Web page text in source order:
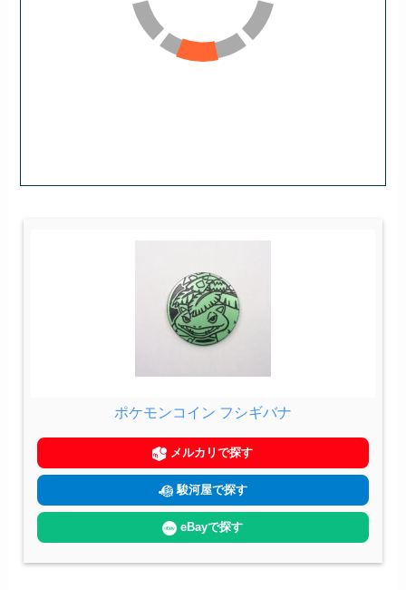
ポケモンコイン フシギバナ
メルカリで探す
駿河屋で探す
eBayで探す